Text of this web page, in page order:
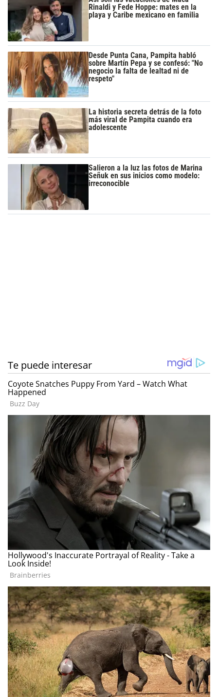
Rinaldi y Fede Hoppe: mates en la
playa y Caribe mexicano en familia
Desde Punta Cana, Pampita habló
sobre Martín Pepa y se confesó: "No
negocio la falta de lealtad ni de
respeto"
La historia secreta detrás de la foto
más viral de Pampita cuando era
adolescente
Salieron a la luz las fotos de Marina
Señuk en sus inicios como modelo:
irreconocible